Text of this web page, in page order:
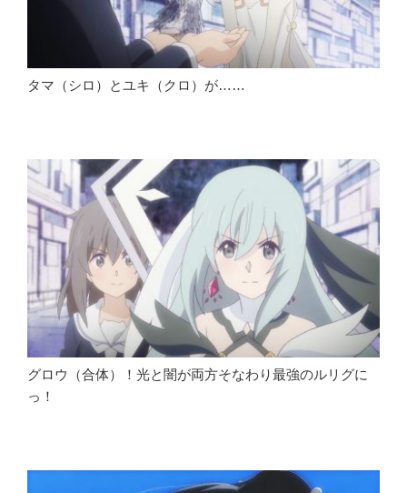
タマ（シロ）とユキ（クロ）が……
グロウ（合体）！光と闇が両方そなわり最強のルリグに
っ！